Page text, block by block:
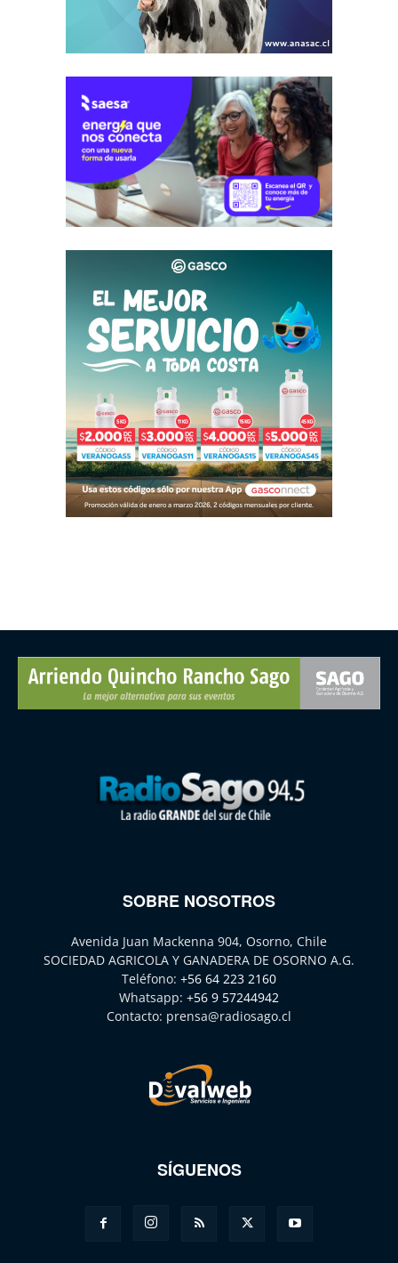
SOBRE NOSOTROS
Avenida Juan Mackenna 904, Osorno, Chile
SOCIEDAD AGRICOLA Y GANADERA DE OSORNO A.G.
Teléfono: +56 64 223 2160
Whatsapp: +56 9 57244942
Contacto: prensa@radiosago.cl
SÍGUENOS